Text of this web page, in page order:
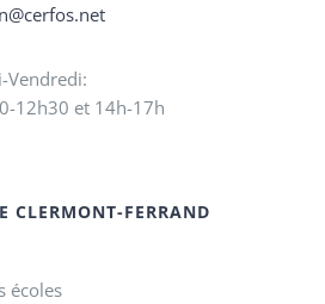
Vendredi:
12h30 et 14h-17h
CLERMONT-FERRAND
écoles